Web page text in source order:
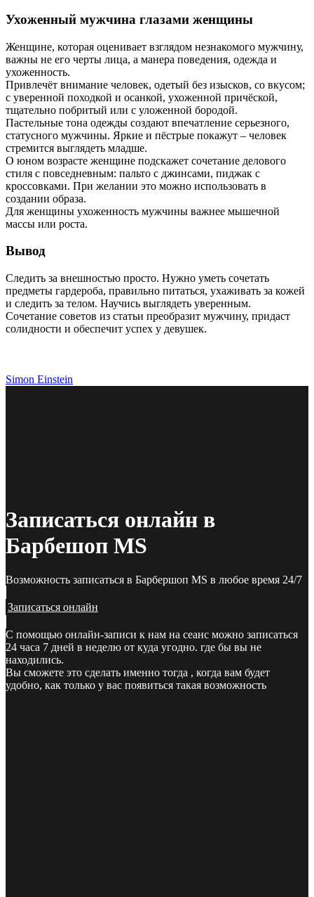
Ухоженный мужчина глазами женщины
Женщине, которая оценивает взглядом незнакомого мужчину,
важны не его черты лица, а манера поведения, одежда и
ухоженность.
Привлечёт внимание человек, одетый без изысков, со вкусом;
с уверенной походкой и осанкой, ухоженной причёской,
тщательно побритый или с уложенной бородой.
Пастельные тона одежды создают впечатление серьезного,
статусного мужчины. Яркие и пёстрые покажут – человек
стремится выглядеть младше.
О юном возрасте женщине подскажет сочетание делового
стиля с повседневным: пальто с джинсами, пиджак с
кроссовками. При желании это можно использовать в
создании образа.
Для женщины ухоженность мужчины важнее мышечной
массы или роста.
Вывод
Следить за внешностью просто. Нужно уметь сочетать
предметы гардероба, правильно питаться, ухаживать за кожей
и следить за телом. Научись выглядеть уверенным.
Сочетание советов из статьи преобразит мужчину, придаст
солидности и обеспечит успех у девушек.
Simon Einstein
Записаться онлайн в
Барбешоп MS
Возможность записаться в Барбершоп MS в любое время 24/7
Записаться онлайн
С помощью онлайн-записи к нам на сеанс можно записаться
24 часа 7 дней в неделю от куда угодно. где бы вы не
находились.
Вы сможете это сделать именно тогда , когда вам будет
удобно, как только у вас появиться такая возможность